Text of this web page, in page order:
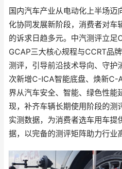
国内汽车产业从电动化上半场迈
化协同发展新阶段，消费者对车
的诉求日趋多元。中汽测评立
GCAP三大核心规程与CCRT品
测评，引导前沿技术导向、守护
次新增C-ICA智能底盘、焕新C-
界从汽车安全、智能、绿色性能
现，补齐车辆长期使用阶段的测
实测数据，为消费者选车用车提
据，以完备的测评矩阵助力行业